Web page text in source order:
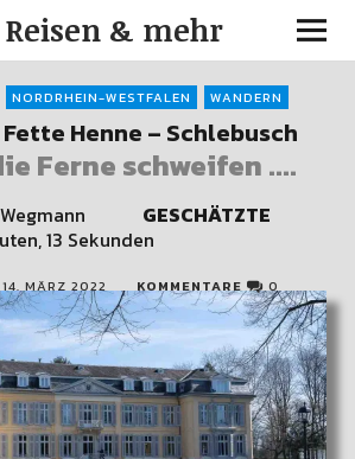
& mehr
NORDRHEIN-WESTFALEN WANDERN
Henne – Schlebusch
Ferne schweifen ....
Wegmann GESCHÄTZTE
13 Sekunden
14. MÄRZ 2022 KOMMENTARE 0